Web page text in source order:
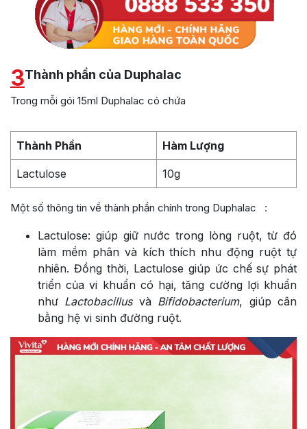
3Thành phần của Duphalac
Trong mỗi gói 15ml Duphalac có chứa
Thành Phần Hàm Lượng
Lactulose 10g
Một số thông tin về thành phần chính trong Duphalac :
Lactulose: giúp giữ nước trong lòng ruột, từ đó
làm mềm phân và kích thích nhu động ruột tự
nhiên. Đồng thời, Lactulose giúp ức chế sự phát
triển của vi khuẩn có hại, tăng cường lợi khuẩn
như Lactobacillusvà Bifidobacterium, giúp cân
bằng hệ vi sinh đường ruột.